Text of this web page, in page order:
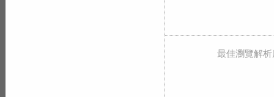
最佳瀏覽解